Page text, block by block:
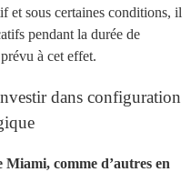
et sous certaines conditions, il
pendant la durée de
à cet effet.
dans configuration
Miami, comme d’autres en